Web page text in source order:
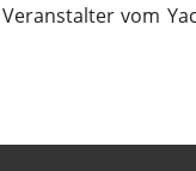
vom